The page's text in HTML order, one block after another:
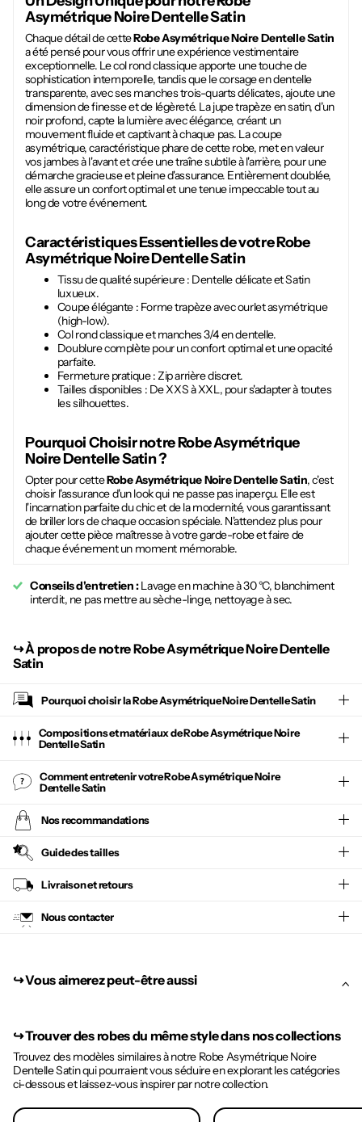
Asymétrique Noire Dentelle Satin
Chaque détail de cetteRobe Asymétrique Noire Dentelle Satin
a été pensé pour vous offrir une expérience vestimentaire
exceptionnelle. Le col rond classique apporte une touche de
sophistication intemporelle, tandis que le corsage en dentelle
transparente, avec ses manches trois-quarts délicates, ajoute une
dimension de finesse et de légèreté. La jupe trapèze en satin, d'un
noir profond, capte la lumière avec élégance, créant un
mouvement fluide et captivant à chaque pas. La coupe
asymétrique, caractéristique phare de cette robe, met en valeur
vos jambes à l'avant et crée une traîne subtile à l'arrière, pour une
démarche gracieuse et pleine d'assurance. Entièrement doublée,
elle assure un confort optimal et une tenue impeccable tout au
long de votre événement.
Caractéristiques Essentielles de votreRobe
Asymétrique Noire Dentelle Satin
Tissu de qualité supérieure : Dentelle délicate et Satin
luxueux.
Coupe élégante : Forme trapèze avec ourlet asymétrique
(high-low).
Col rond classique et manches 3/4 en dentelle.
Doublure complète pour un confort optimal et une opacité
parfaite.
Fermeture pratique : Zip arrière discret.
Tailles disponibles : De XXS à XXL, pour s'adapter à toutes
les silhouettes.
Pourquoi Choisir notreRobe Asymétrique
Noire Dentelle Satin?
Opter pour cetteRobe Asymétrique Noire Dentelle Satin, c'est
choisir l'assurance d'un look qui ne passe pas inaperçu. Elle est
l'incarnation parfaite du chic et de la modernité, vous garantissant
de briller lors de chaque occasion spéciale. N'attendez plus pour
ajouter cette pièce maîtresse à votre garde-robe et faire de
chaque événement un moment mémorable.
Conseils d'entretien :Lavage en machine à 30 °C, blanchiment
interdit, ne pas mettre au sèche-linge, nettoyage à sec.
↪︎À propos de notre Robe Asymétrique Noire Dentelle
Satin
Pourquoi choisir laRobe Asymétrique Noire Dentelle Satin
Compositions et matériaux de Robe Asymétrique Noire
Dentelle Satin
Comment entretenir votreRobe Asymétrique Noire
Dentelle Satin
Nos recommandations
Guide des tailles
Livraison et retours
Nous contacter
↪︎ Vous aimerez peut-être aussi
↪︎Trouver des robes du même style dans nos collections
Trouvez des modèles similaires à notre Robe Asymétrique Noire
Dentelle Satin qui pourraient vous séduire en explorant les catégories
ci-dessous et laissez-vous inspirer par notre collection.